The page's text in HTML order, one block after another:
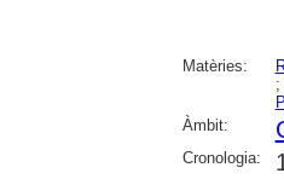
Matèries:
;
Àmbit:
Cronologia: